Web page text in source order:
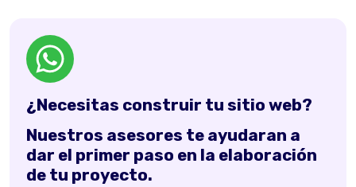
¿Necesitas construir tu sitio web?
Nuestros asesores te ayudaran a
dar el primer paso en la elaboración
de tu proyecto.